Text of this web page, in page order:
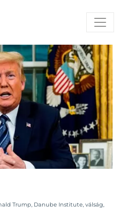
Trump, Danube Institute, válság,